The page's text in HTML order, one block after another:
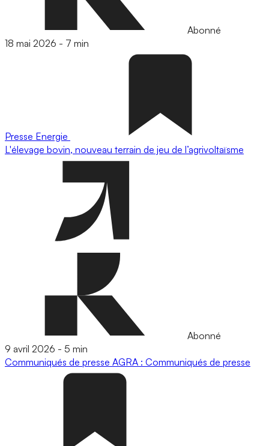
Abonné
18 mai 2026 - 7 min
Presse Energie
L'élevage bovin, nouveau terrain de jeu de l’agrivoltaïsme
Abonné
9 avril 2026 - 5 min
Communiqués de presse AGRA : Communiqués de presse